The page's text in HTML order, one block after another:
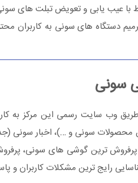
با عیب یابی و تعویض تبلت های
دستگاه های سونی به کاربران
سونی
وب سایت رسمی این مرکز به
سونی و …)، اخبار سونی
ترین گوشی های سونی،
رایج ترین مشکلات کاربران و